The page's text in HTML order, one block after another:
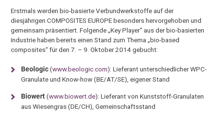
Erstmals werden bio-basierte Verbundwerkstoffe auf der
diesjährigen COMPOSITES EUROPE besonders hervorgehoben und
gemeinsam präsentiert. Folgende „Key Player“ aus der bio-basierten
Industrie haben bereits einen Stand zum Thema „bio-based
composites“ für den 7. – 9. Oktober 2014 gebucht:
Beologic(www.beologic.com): Lieferant unterschiedlicher WPC-
Granulate und Know-how (BE/AT/SE), eigener Stand
Biowert(www.biowert.de): Lieferant von Kunststoff-Granulaten
aus Wiesengras (DE/CH), Gemeinschaftsstand